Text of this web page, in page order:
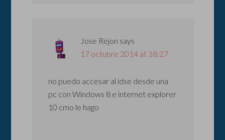
Jose Rejon says
17 octubre 2014 at 18:27
no puedo accesar al idse desde una
pc con Windows 8 e internet explorer
10 cmo le hago